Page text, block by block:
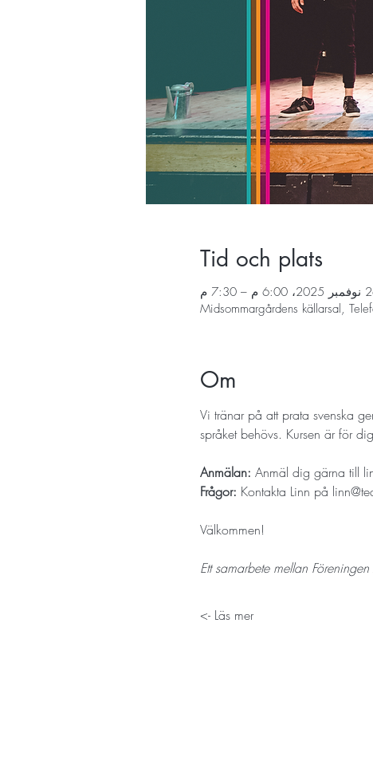
Tid och plats
م – 7:30 م
Midsommargårdens källarsal,
Om
Vi tränar på att prata svenska
språket behövs. Kursen är för
Anmälan: Anmäl dig gärna till
Frågor: Kontakta Linn på
Välkommen!
Ett samarbete mellan
Läs mer ->